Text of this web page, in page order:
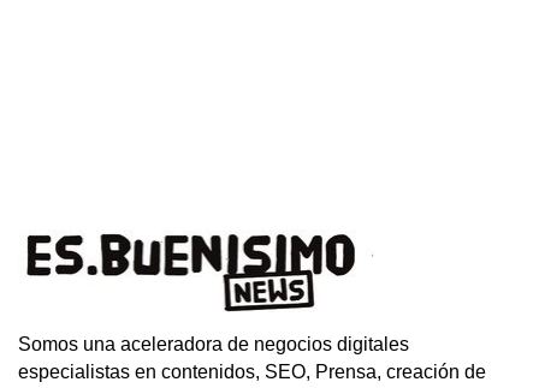
Somos una aceleradora de negocios digitales
especialistas en contenidos, SEO, Prensa, creación de